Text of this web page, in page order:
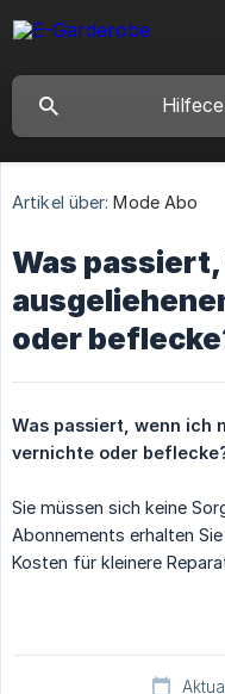
Artikel über: Mode Abo
Was
oder
Was passiert, wenn ich
vernichte oder
Sie müssen sich keine
Abonnements erhalten
Kosten für kleinere